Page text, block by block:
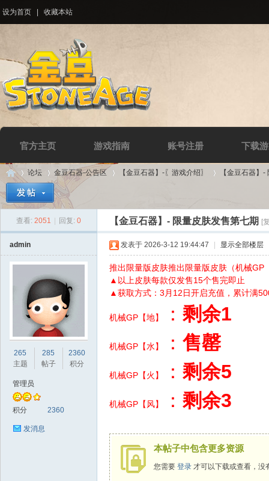
设为首页 收藏本站
官方主页 游戏指南 账号注册 下载
»
论坛
›
金豆石器-公告区 【金豆石器】-〖游戏介绍〗
›
【金豆石器】
查看: 2051 回复: 0 【金豆石器】- 限量皮肤发售第七期 [
admin
265
主题
285
帖子
2360
积分
管理员
积分 2360
发消息
发表于 2026-3-12 19:44:47 显示全部楼层
推出限量版皮肤推出限量版皮肤（机械
▲以上皮肤每款仅发售15个售完即止
▲获取方式：3月12日开启充值，累计满
机械GP【地】 ： 剩余1
机械GP【水】 ： 售罄
机械GP【火】 ： 剩余5
机械GP【风】 ： 剩余3
本帖子中包含更多资源
您需要 登录 才可以下载或查看，没